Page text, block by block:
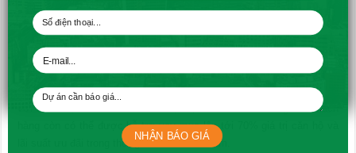
theo đúng chuẩn penhouse với nội thất cao cấp cùng view thoáng
Phương thức thanh toán
Dự án căn hộ Sài Gòn Mia thanh toán theo tiến độ hoàn thành dự án,
với nhiều đợt thanh toán từ khi đặt cọc cho đến lúc bàn giao. Khách
hàng còn có thể được hỗ trợ vay mua lên tới 70% giá trị căn hộ và
lãi suất ưu đãi trong thời gian lên đến 20 năm.
NHẬN BÁO GIÁ